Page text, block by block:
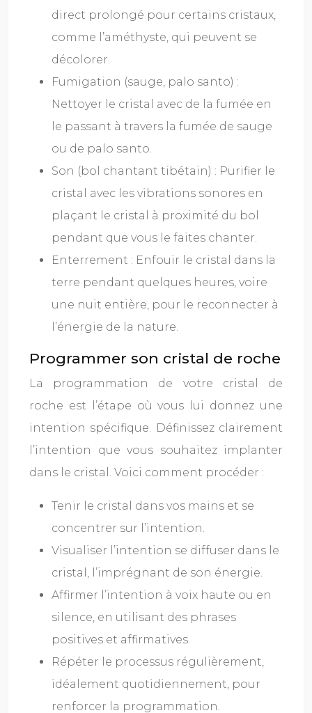
direct prolongé pour certains cristaux,
comme l’améthyste, qui peuvent se
décolorer.
Fumigation (sauge, palo santo) :
Nettoyer le cristal avec de la fumée en
le passant à travers la fumée de sauge
ou de palo santo.
Son (bol chantant tibétain) : Purifier le
cristal avec les vibrations sonores en
plaçant le cristal à proximité du bol
pendant que vous le faites chanter.
Enterrement : Enfouir le cristal dans la
terre pendant quelques heures, voire
une nuit entière, pour le reconnecter à
l’énergie de la nature.
Programmer son cristal de roche
La programmation de votre cristal de
roche est l’étape où vous lui donnez une
intention spécifique. Définissez clairement
l’intention que vous souhaitez implanter
dans le cristal. Voici comment procéder :
Tenir le cristal dans vos mains et se
concentrer sur l’intention.
Visualiser l’intention se diffuser dans le
cristal, l’imprégnant de son énergie.
Affirmer l’intention à voix haute ou en
silence, en utilisant des phrases
positives et affirmatives.
Répéter le processus régulièrement,
idéalement quotidiennement, pour
renforcer la programmation.